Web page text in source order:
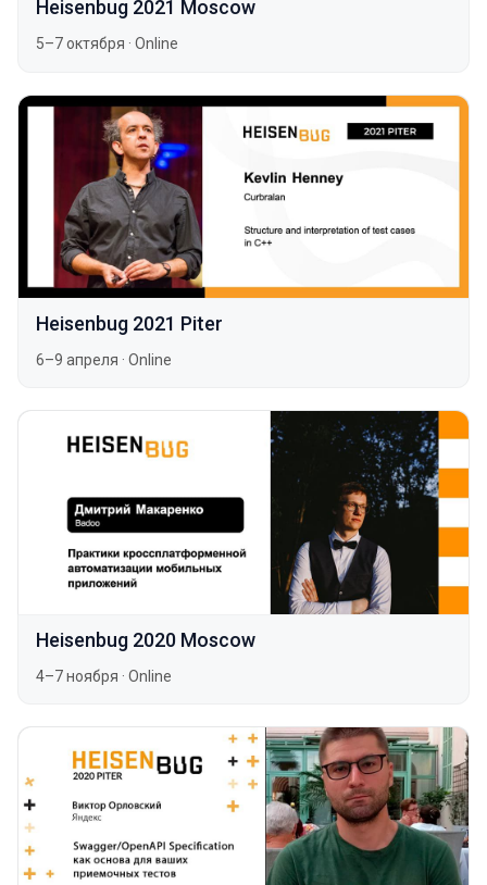
Heisenbug 2021 Moscow
5–7 октября · Online
Heisenbug 2021 Piter
6–9 апреля · Online
Heisenbug 2020 Moscow
4–7 ноября · Online